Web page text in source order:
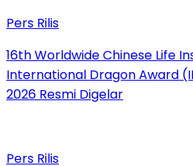
Pers Rilis
16th Worldwide Chinese Life
International Dragon Award
2026 Resmi Digelar
Pers Rilis